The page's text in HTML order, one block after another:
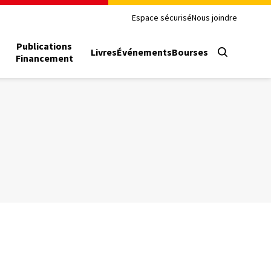
Espace sécuriséNous joindre
Publications
Financement
LivresÉvénementsBourses